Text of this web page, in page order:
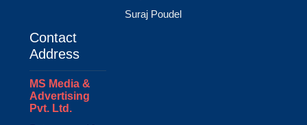
Suraj Poudel
Contact
Address
MS Media &
Advertising
Pvt. Ltd.